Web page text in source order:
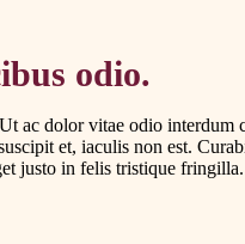
odio.
ac dolor vitae odio interdum
et, iaculis non est.
justo in felis tristique